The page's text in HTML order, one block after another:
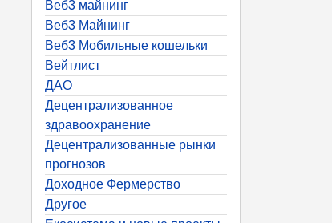
Веб3 майнинг
Веб3 Майнинг
Веб3 Мобильные кошельки
Вейтлист
ДАО
Децентрализованное
здравоохранение
Децентрализованные рынки
прогнозов
Доходное Фермерство
Другое